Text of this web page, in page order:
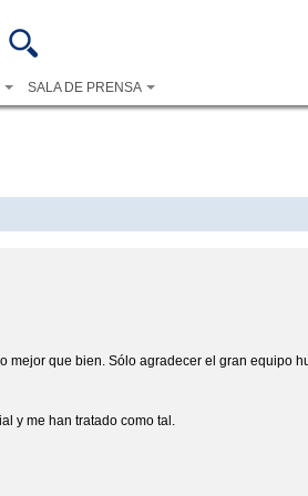
SALA DE PRENSA
mejor que bien. Sólo agradecer el gran equipo
y me han tratado como tal.